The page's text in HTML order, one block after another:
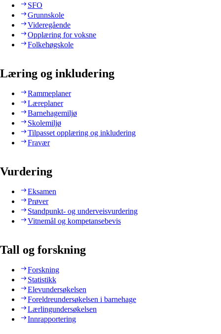
SFO
Grunnskole
Videregående
Opplæring for voksne
Folkehøgskole
Læring og inkludering
Rammeplaner
Læreplaner
Barnehagemiljø
Skolemiljø
Tilpasset opplæring og inkludering
Fravær
Vurdering
Eksamen
Prøver
Standpunkt- og underveisvurdering
Vitnemål og kompetansebevis
Tall og forskning
Forskning
Statistikk
Elevundersøkelsen
Foreldreundersøkelsen i barnehage
Lærlingundersøkelsen
Innrapportering